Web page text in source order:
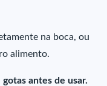
na boca, ou
alimento.
antes de usar.